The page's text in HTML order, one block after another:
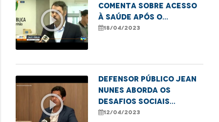
play_circle_outline
comenta sobre acesso
à saúde após o
falecimento de bebê
18/04/2023
play_circle_outline
Defensor público Jean
Nunes aborda os
desafios sociais
relacionados à
12/04/2023